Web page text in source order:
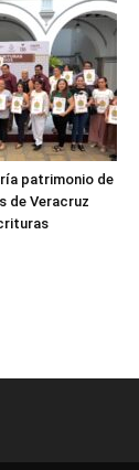
patrimonio de
de Veracruz